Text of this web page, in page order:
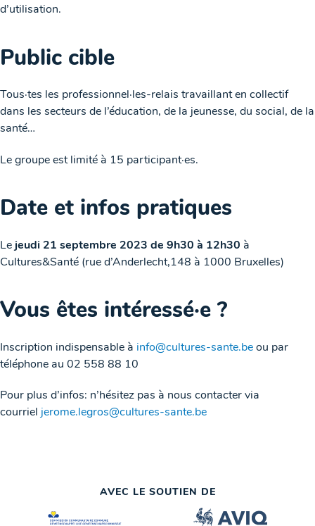
d’utilisation.
Public cible
Tous·tes les professionnel·les-relais travaillant en collectif
dans les secteurs de l’éducation, de la jeunesse, du social, de la
santé…
Le groupe est limité à 15 participant·es.
Date et infos pratiques
Le jeudi 21 septembre 2023 de 9h30 à 12h30 à
Cultures&Santé (rue d’Anderlecht,148 à 1000 Bruxelles)
Vous êtes intéressé·e ?
Inscription indispensable à info@cultures-sante.be ou par
téléphone au 02 558 88 10
Pour plus d’infos: n’hésitez pas à nous contacter via
courriel jerome.legros@cultures-sante.be
AVEC LE SOUTIEN DE